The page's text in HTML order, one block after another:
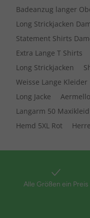
Badeanzug langer
Long Strickjacken
Statement Shirts
Extra Lange T Shirts
Long Strickjacken
Weisse Lange Kleider
Long Jacke
Langarm 50 Maxikleid
Hemd 5XL Rot
Alle Größen ein Preis